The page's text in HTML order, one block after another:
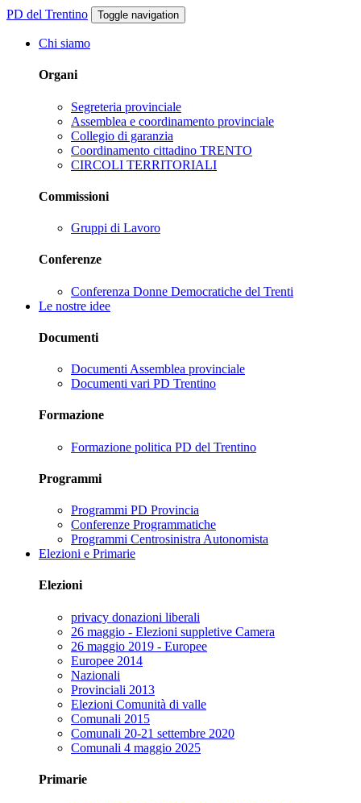
PD del Trentino Toggle navigation
Chi siamo
Organi
Segreteria provinciale
Assemblea e coordinamento provinciale
Collegio di garanzia
Coordinamento cittadino TRENTO
CIRCOLI TERRITORIALI
Commissioni
Gruppi di Lavoro
Conferenze
Conferenza Donne Democratiche del Trenti
Le nostre idee
Documenti
Documenti Assemblea provinciale
Documenti vari PD Trentino
Formazione
Formazione politica PD del Trentino
Programmi
Programmi PD Provincia
Conferenze Programmatiche
Programmi Centrosinistra Autonomista
Elezioni e Primarie
Elezioni
privacy donazioni liberali
26 maggio - Elezioni suppletive Camera
26 maggio 2019 - Europee
Europee 2014
Nazionali
Provinciali 2013
Elezioni Comunità di valle
Comunali 2015
Comunali 20-21 settembre 2020
Comunali 4 maggio 2025
Primarie